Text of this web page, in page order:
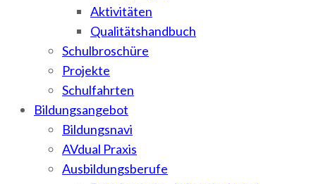
Aktivitäten
Qualitätshandbuch
Schulbroschüre
Projekte
Schulfahrten
Bildungsangebot
Bildungsnavi
AVdual Praxis
Ausbildungsberufe